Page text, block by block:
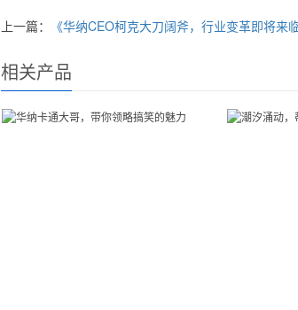
上一篇： 《华纳CEO柯克大刀阔斧，行业变革即将来
相关产品